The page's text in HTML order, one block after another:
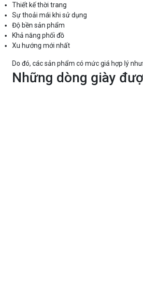
Thiết kế thời trang
Sự thoải mái khi sử dụng
Độ bền sản phẩm
Khả năng phối đồ
Xu hướng mới nhất
Do đó, các sản phẩm có mức giá hợp lý
Những dòng giày